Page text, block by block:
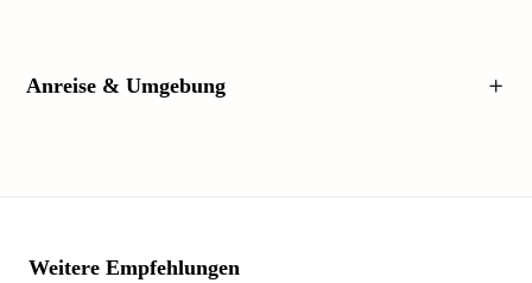
Anreise & Umgebung
Weitere Empfehlungen